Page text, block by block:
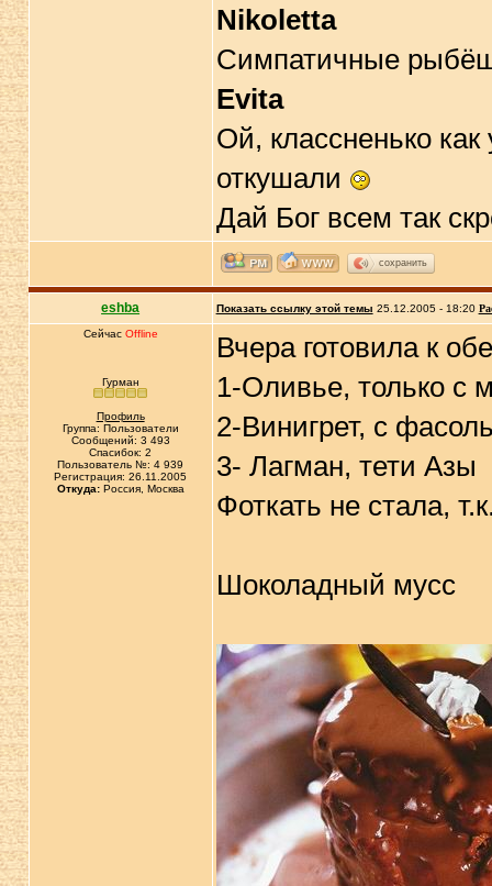
Nikoletta
Симпатичные
Evita
Ой, классненько
откушали
Дай Бог всем так
сохранить
eshba Показать ссылку этой темы 25.12.2005 - 18:20
Сейчас Offline
Гурман
Профиль
Группа: Пользователи
Сообщений: 3 493
Спасибок: 2
Пользователь №: 4 939
Регистрация: 26.11.2005
Откуда:Россия, Москва
Вчера готовила к
1-Оливье, только с
2-Винигрет, с
3- Лагман, тети Азы
Фоткать не стала,
Шоколадный мусс